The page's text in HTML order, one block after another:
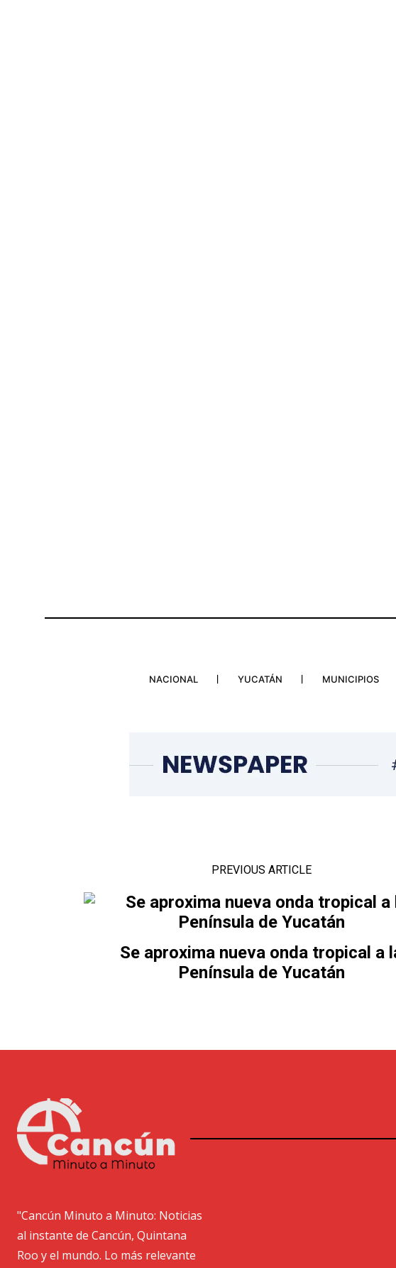
NACIONAL YUCATÁN MUNICIPIOS
PREVIOUS ARTICLE
Se aproxima nueva onda tropical a
Península de Yucatán
"Cancún Minuto a Minuto: Noticias
al instante de Cancún, Quintana
Roo y el mundo. Lo más relevante